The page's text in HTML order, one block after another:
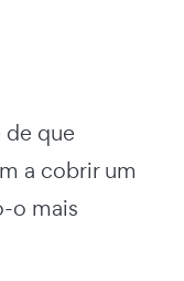
que
a cobrir um
o mais